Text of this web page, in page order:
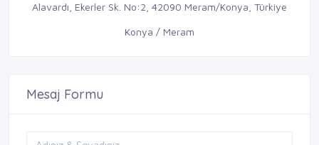
Alavardı, Ekerler Sk. No:2, 42090 Meram/Konya, Türkiye
Konya / Meram
Mesaj Formu